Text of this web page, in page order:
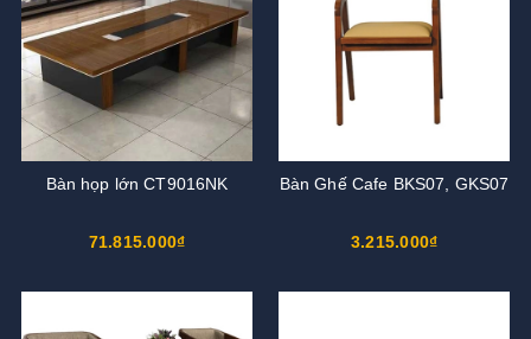
Bàn họp lớn CT9016NK
71.815.000₫
Bàn Ghế Cafe BKS07, GKS07
3.215.000₫